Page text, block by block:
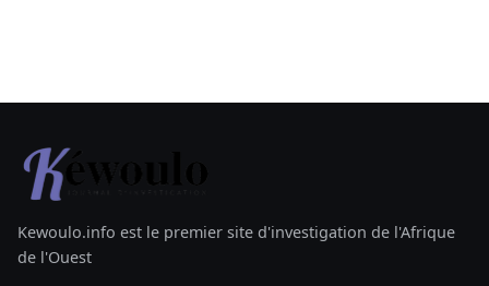
Kewoulo.info est le premier site d'investigation de l'Afrique
de l'Ouest